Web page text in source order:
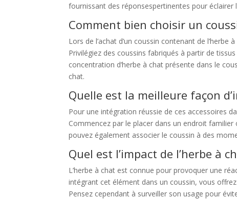
fournissant des réponsespertinentes pour éclairer
Comment bien choisir un
Lors de l’achat d’un coussin contenant de
Privilégiez des coussins fabriqués à partir de
concentration d’herbe à chat présente dans le
chat.
Quelle est la meilleure façon
Pour une intégration réussie de ces accessoires
Commencez par le placer dans un endroit
pouvez également associer le coussin à des
Quel est l’impact de l’herbe à
L’herbe à chat est connue pour provoquer une
intégrant cet élément dans un coussin, vous
Pensez cependant à surveiller son usage pour